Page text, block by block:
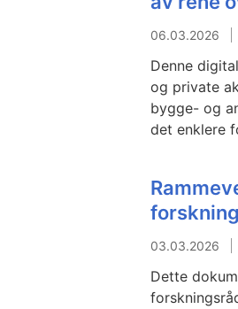
06.03.2026
Denne
og private
bygge- og
det enklere
03.03.2026
Dette